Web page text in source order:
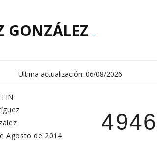
GONZÁLEZ .
Ultima actualización: 06/08/2026
Agosto de 2014
4946